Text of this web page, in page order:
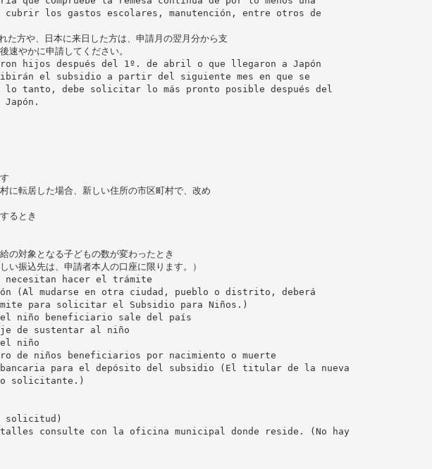
cubrir los gastos escolares, manutención, entre otros de
方や、日本に来日した方は、申請月の翌月分から支
速やかに申請してください。
hijos después del 1º. de abril o que llegaron a Japón
el subsidio a partir del siguiente mes en que se
tanto, debe solicitar lo más pronto posible después del
に転居した場合、新しい住所の市区町村で、改め
るとき
の対象となる子どもの数が変わったとき
い振込先は、申請者本人の口座に限ります。）
necesitan hacer el trámite
(Al mudarse en otra ciudad, pueblo o distrito, deberá
para solicitar el Subsidio para Niños.)
niño beneficiario sale del país
de sustentar al niño
niño
de niños beneficiarios por nacimiento o muerte
bancaria para el depósito del subsidio (El titular de la nueva
solicitante.)
solicitud)
consulte con la oficina municipal donde reside. (No hay